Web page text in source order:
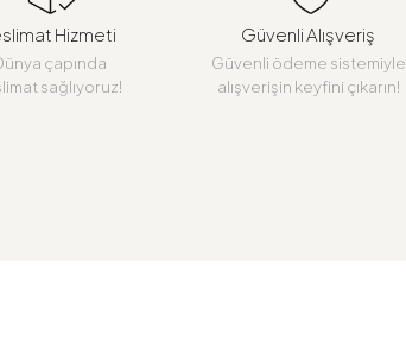
Hizmeti
çapında
sağlıyoruz!
Güvenli Alışveriş
Güvenli ödeme sistemiyle
alışverişin keyfini çıkarın!